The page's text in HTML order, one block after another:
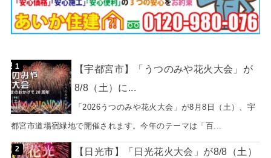
【宇都宮市】「うつのみや花火大会」が
8/8（土）に...
「2026うつのみや花火大会」が8月8日（土）、宇
都宮市道場宿緑地で開催されます。今年のテーマは「百...
【日光市】「日光花火大会」が8/8（土）